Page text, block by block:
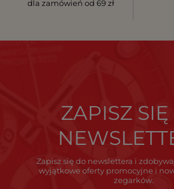
dla zamówień od 69 zł
ZAPISZ
Zapisz się do newslettera i
wyjątkowe oferty promocyjne i
zegarków.